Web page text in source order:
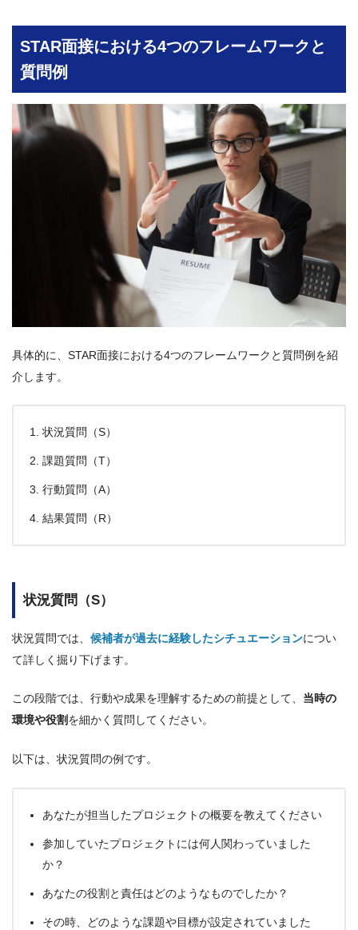
STAR面接における4つのフレームワークと
質問例
具体的に、STAR面接における4つのフレームワークと質問例を紹
介します。
状況質問（S）
課題質問（T）
行動質問（A）
結果質問（R）
状況質問（S）
状況質問では、 候補者が過去に経験したシチュエーションについ
て詳しく掘り下げます。
この段階では、行動や成果を理解するための前提として、 当時の
環境や役割を細かく質問してください。
以下は、状況質問の例です。
あなたが担当したプロジェクトの概要を教えてください
参加していたプロジェクトには何人関わっていました
か？
あなたの役割と責任はどのようなものでしたか？
その時、どのような課題や目標が設定されていました